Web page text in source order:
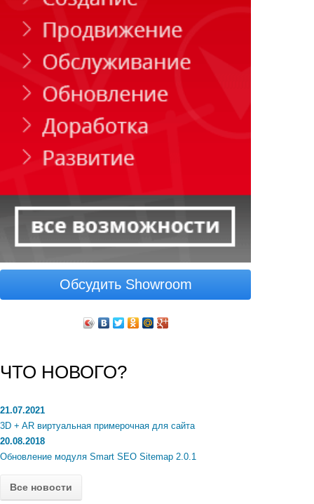
Обсудить Showroom
ЧТО НОВОГО?
21.07.2021
3D + AR виртуальная примерочная для сайта
20.08.2018
Обновление модуля Smart SEO Sitemap 2.0.1
Все новости